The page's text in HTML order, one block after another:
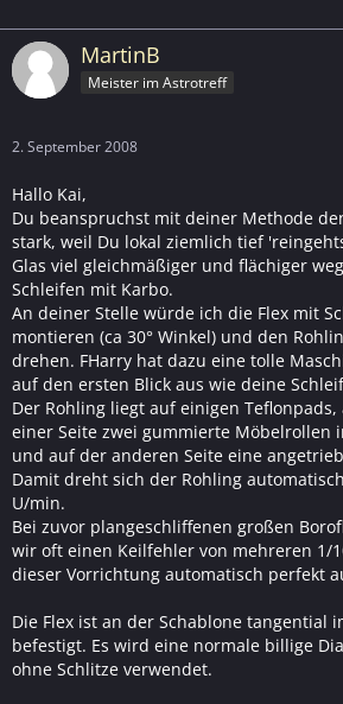
MartinB
Meister im Astrotreff
2. September 2008
Hallo Kai,
Du beanspruchst mit deiner Methode
stark, weil Du lokal ziemlich tief
Glas viel gleichmäßiger und flächiger
Schleifen mit Karbo.
An deiner Stelle würde ich die Flex mit
montieren (ca 30° Winkel) und den
drehen. FHarry hat dazu eine tolle
auf den ersten Blick aus wie deine
Der Rohling liegt auf einigen
einer Seite zwei gummierte Möbelrollen
und auf der anderen Seite eine
Damit dreht sich der Rohling
U/min.
Bei zuvor plangeschliffenen großen
wir oft einen Keilfehler von mehreren 1/
dieser Vorrichtung automatisch perfekt
Die Flex ist an der Schablone tangential
befestigt. Es wird eine normale billige
ohne Schlitze verwendet.